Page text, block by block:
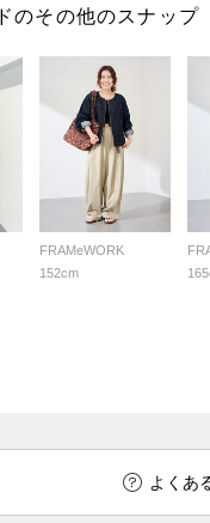
のその他のスナップ
FRAMeWORK
152cm
よくあ